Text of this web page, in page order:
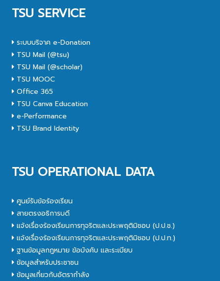
TSU SERVICE
ระบบบริจาค e-Donation
TSU Mail (@tsu)
TSU Mail (@scholar)
TSU MOOC
Office 365
TSU Canva Education
e-Performance
TSU Brand Identity
TSU OPERATIONAL DATA
ศูนย์รับข้อร้องเรียน
สายตรงอธิการบดี
แจ้งเรื่องร้องเรียนการทุจริตและประพฤติมิชอบ (ป.ป.ช.)
แจ้งเรื่องร้องเรียนการทุจริตและประพฤติมิชอบ (ป.ป.ท.)
ฐานข้อมูลกฎหมาย ข้อบังคับ และระเบียบ
ข้อมูลสำหรับประชาชน
ข้อมูลเกี่ยวกับอัตรากำลัง